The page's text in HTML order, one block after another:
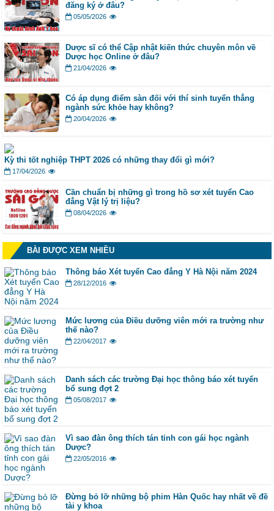
đăng ký ở đâu?
05/05/2026
Dược sĩ có thể Cập nhật kiến thức chuyên môn về
Dược học Online ở đâu?
21/04/2026
Có áp dụng điểm sàn đối với thí sinh tuyển thẳng
ngành sức khỏe hay không?
20/04/2026
Kỳ thi tốt nghiệp THPT 2026 có những thay đổi gì mới?
17/04/2026
Cần chuẩn bị những gì trong hồ sơ xét tuyển Cao
đẳng Vật lý trị liệu?
08/04/2026
BÀI ĐƯỢC XEM NHIỀU
Thông báo Xét tuyển Cao đẳng Y Hà Nội năm 2024
28/12/2016
Mức lương của Điều dưỡng viên mới ra trường như
thế nào?
22/04/2017
Danh sách các trường Đại học thông báo xét tuyển
bổ sung đợt 2
05/08/2017
Vì sao đàn ông thích tán tỉnh con gái học ngành
Dược?
22/05/2016
Đừng bỏ lỡ những bộ phim Hàn Quốc hay nhất về đề
tài y khoa